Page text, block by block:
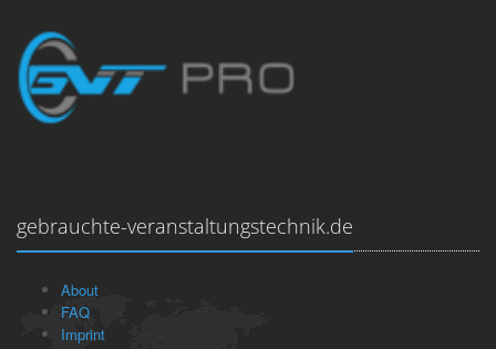
gebrauchte-veranstaltungstechnik.de
About
FAQ
Imprint